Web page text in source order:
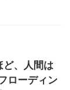
ど、人間は
ローディン